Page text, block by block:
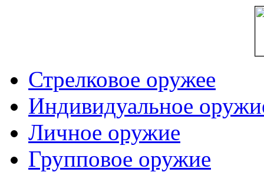
Стрелковое оружее
Индивидуальное
Личное оружие
Групповое оружие